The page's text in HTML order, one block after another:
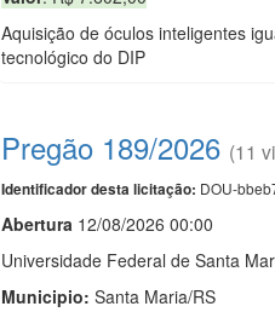
Aquisição de óculos inteligentes
tecnológico do DIP
Pregão 189/2026 (11
Identificador desta licitação: DOU-
Abertura 12/08/2026 00:00
Universidade Federal de Santa
Municipio: Santa Maria/RS